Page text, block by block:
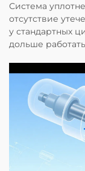
Система
отсутствие
у стандартных
дольше